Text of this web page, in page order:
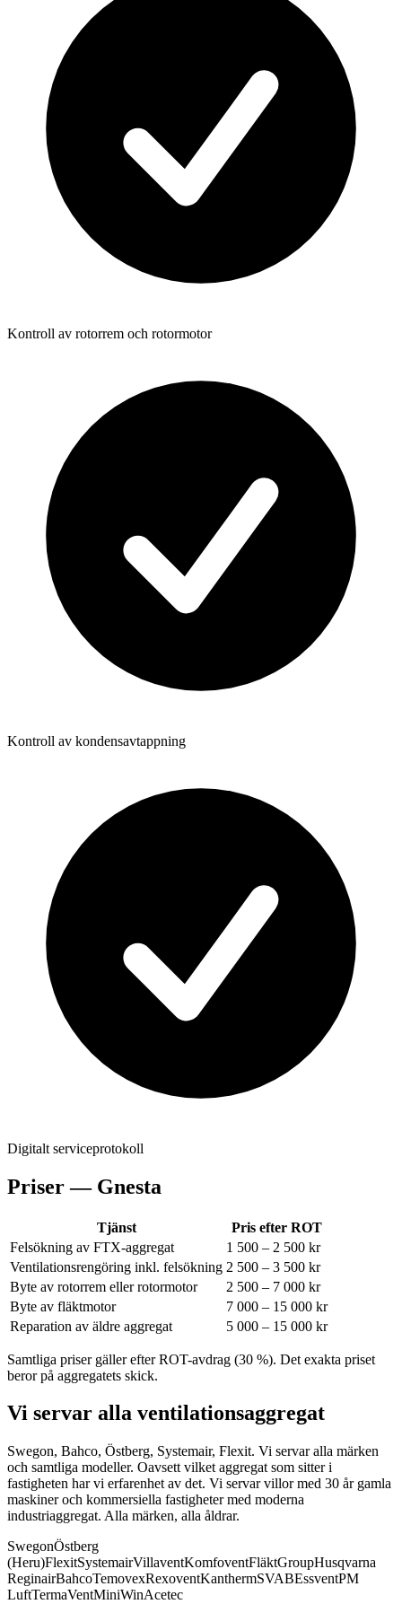
Kontroll av rotorrem och rotormotor
Kontroll av kondensavtappning
Digitalt serviceprotokoll
Priser — Gnesta
Tjänst
Pris efter ROT
Felsökning av FTX-aggregat
1 500 – 2 500 kr
Ventilationsrengöring inkl. felsökning 2 500 – 3 500 kr
Byte av rotorrem eller rotormotor
2 500 – 7 000 kr
Byte av fläktmotor
7 000 – 15 000 kr
Reparation av äldre aggregat
5 000 – 15 000 kr
Samtliga priser gäller efter ROT-avdrag (30 %). Det exakta priset
beror på aggregatets skick.
Vi servar alla ventilationsaggregat
Swegon, Bahco, Östberg, Systemair, Flexit. Vi servar alla märken
och samtliga modeller. Oavsett vilket aggregat som sitter i
fastigheten har vi erfarenhet av det. Vi servar villor med 30 år gamla
maskiner och kommersiella fastigheter med moderna
industriaggregat. Alla märken, alla åldrar.
SwegonÖstberg
(Heru)FlexitSystemairVillaventKomfoventFläktGroupHusqvarna
ReginairBahcoTemovexRexoventKanthermSVABEssventPM
LuftTermaVentMiniWinAcetec